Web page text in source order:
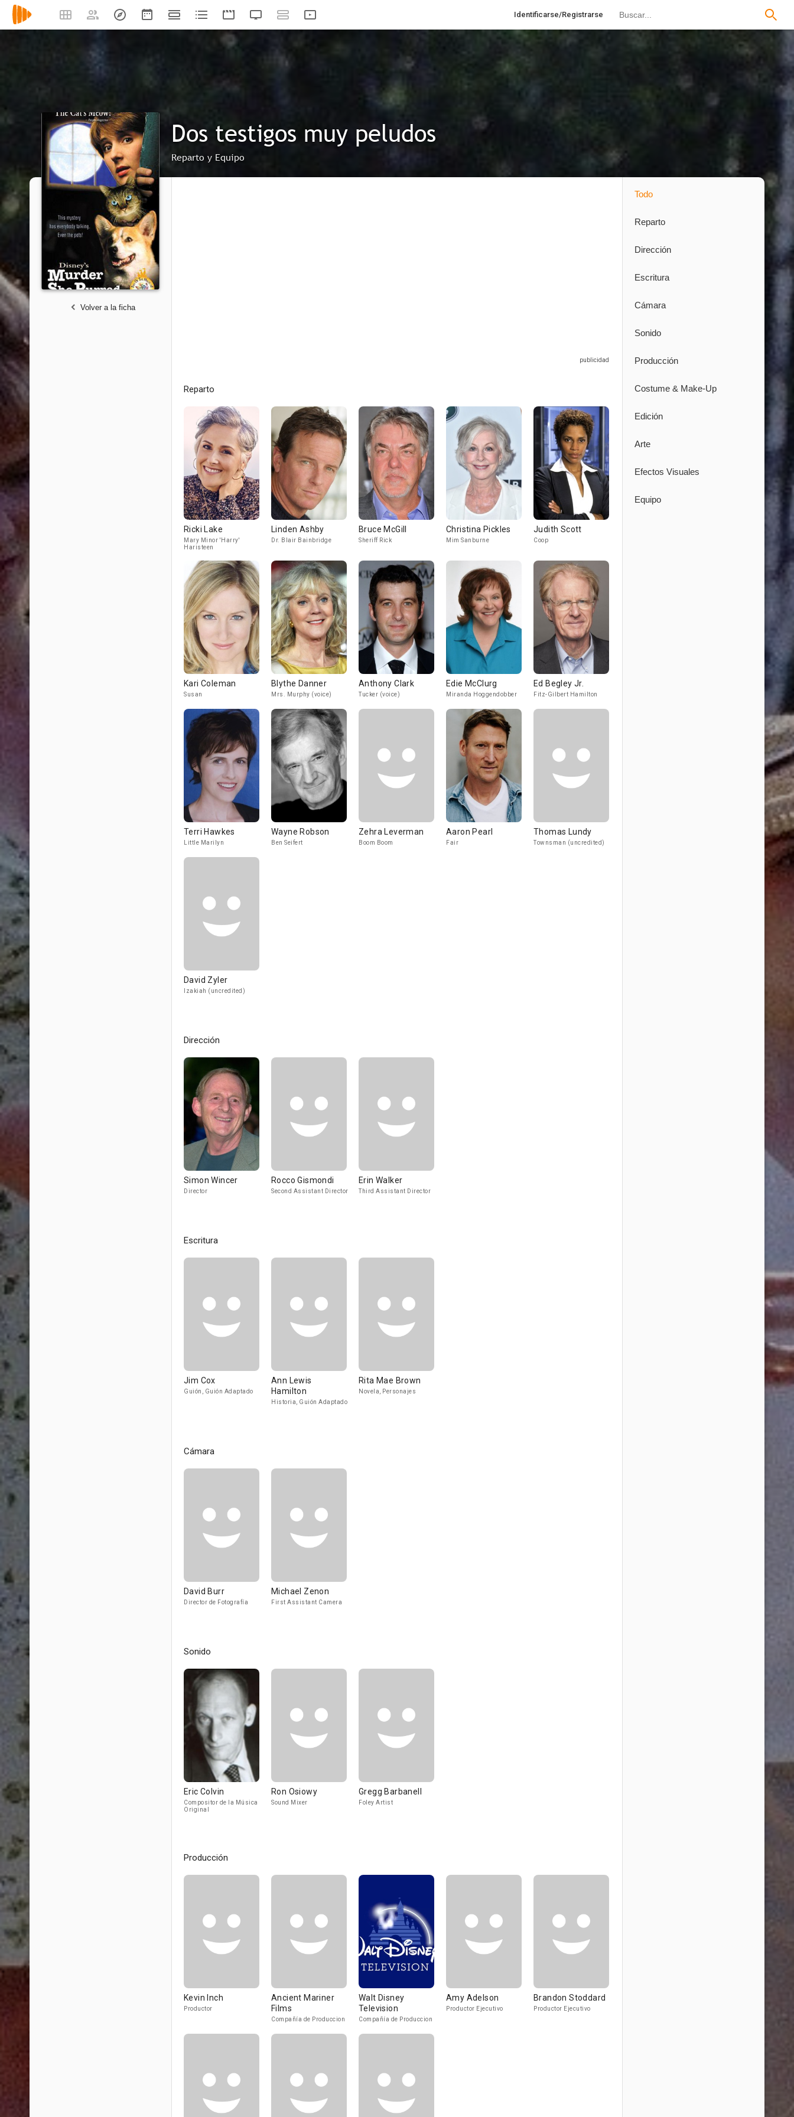
Identificarse/Registrarse
Dos testigos muy peludos
Reparto y Equipo
Volver a la ficha
Reparto
Ricki Lake
Mary Minor 'Harry'
Haristeen
Linden Ashby
Dr. Blair Bainbridge
Bruce McGill
Sheriff Rick
Christina Pickles
Mim Sanburne
Judith Scott
Coop
Kari Coleman
Susan
Blythe Danner
Mrs. Murphy (voice)
Anthony Clark
Tucker (voice)
Edie McClurg
Miranda Hoggendobber
Ed Begley Jr.
Fitz-Gilbert Hamilton
Terri Hawkes
Little Marilyn
Wayne Robson
Ben Seifert
Zehra Leverman
Boom Boom
Aaron Pearl
Fair
Thomas Lundy
Townsman (uncredited)
David Zyler
Izakiah (uncredited)
Dirección
Simon Wincer
Director
Rocco Gismondi
Second Assistant Director
Erin Walker
Third Assistant Director
Escritura
Jim Cox
Guión, Guión Adaptado
Ann Lewis
Hamilton
Historia, Guión Adaptado
Rita Mae Brown
Novela, Personajes
Cámara
David Burr
Director de Fotografía
Michael Zenon
First Assistant Camera
Sonido
Eric Colvin
Compositor de la Música
Original
Ron Osiowy
Sound Mixer
Gregg Barbanell
Foley Artist
Producción
Kevin Inch
Productor
Ancient Mariner
Films
Compañía de Produccion
Walt Disney
Television
Compañía de Produccion
Amy Adelson
Productor Ejecutivo
Brandon Stoddard
Productor Ejecutivo
Todo
Reparto
Dirección
Escritura
Cámara
Sonido
Producción
Costume & Make-Up
Edición
Arte
Efectos Visuales
Equipo